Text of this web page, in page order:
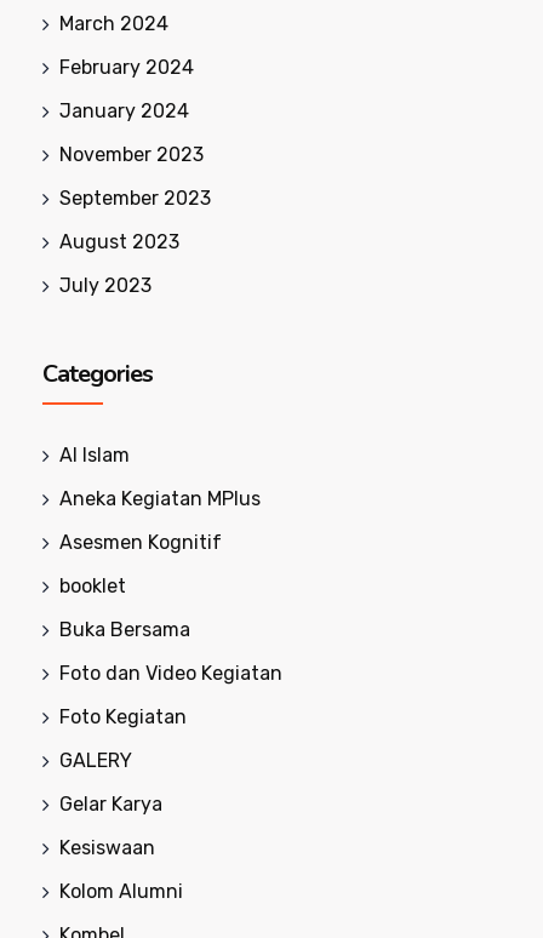
March 2024
February 2024
January 2024
November 2023
September 2023
August 2023
July 2023
Categories
Al Islam
Aneka Kegiatan MPlus
Asesmen Kognitif
booklet
Buka Bersama
Foto dan Video Kegiatan
Foto Kegiatan
GALERY
Gelar Karya
Kesiswaan
Kolom Alumni